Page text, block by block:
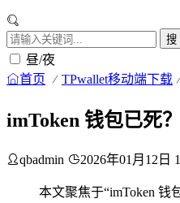
搜
昼/夜
首页 TPwallet移动端下载
imToken 钱包已死
qbadmin 2026年01月12日
本文聚焦于“imToken 钱